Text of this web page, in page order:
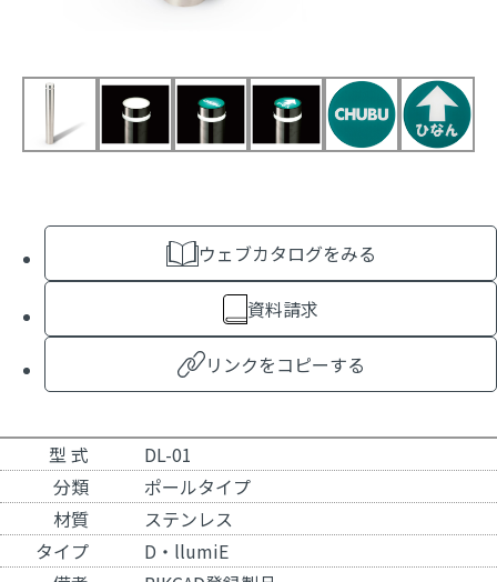
ウェブカタログをみる
資料請求
リンクをコピーする
型 式
DL-01
分類
ポールタイプ
材質
ステンレス
タイプ
D・llumiE